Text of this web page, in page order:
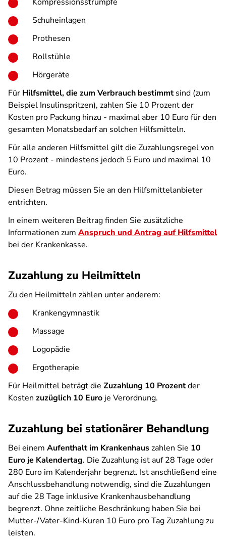
Schuheinlagen
Prothesen
Rollstühle
Hörgeräte
Für Hilfsmittel, die zum Verbrauch bestimmtsind (zum
Beispiel Insulinspritzen), zahlen Sie 10 Prozent der
Kosten pro Packung hinzu - maximal aber 10 Euro für den
gesamten Monatsbedarf an solchen Hilfsmitteln.
Für alle anderen Hilfsmittel gilt die Zuzahlungsregel von
10 Prozent - mindestens jedoch 5 Euro und maximal 10
Euro.
Diesen Betrag müssen Sie an den Hilfsmittelanbieter
entrichten.
In einem weiteren Beitrag finden Sie zusätzliche
Informationen zum Anspruch und Antrag auf Hilfsmittel
bei der Krankenkasse.
Zuzahlung zu Heilmitteln
Zu den Heilmitteln zählen unter anderem:
Krankengymnastik
Massage
Logopädie
Ergotherapie
Für Heilmittel beträgt die Zuzahlung 10 Prozentder
Kosten zuzüglich 10 Euro je Verordnung.
Zuzahlung bei stationärer Behandlung
Bei einem Aufenthalt im Krankenhauszahlen Sie 10
Euro je Kalendertag. Die Zuzahlung ist auf 28 Tage oder
280 Euro im Kalenderjahr begrenzt. Ist anschließend eine
Anschlussbehandlung notwendig, sind die Zuzahlungen
auf die 28 Tage inklusive Krankenhausbehandlung
begrenzt. Ohne zeitliche Beschränkung haben Sie bei
Mutter-/Vater-Kind-Kuren 10 Euro pro Tag Zuzahlung zu
leisten.